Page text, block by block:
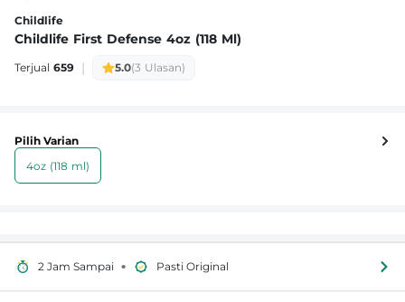
Childlife
Childlife First Defense 4oz (118 Ml)
Terjual 659 | 5.0(3 Ulasan)
Pilih Varian
4oz (118 ml)
2 Jam Sampai • Pasti Original